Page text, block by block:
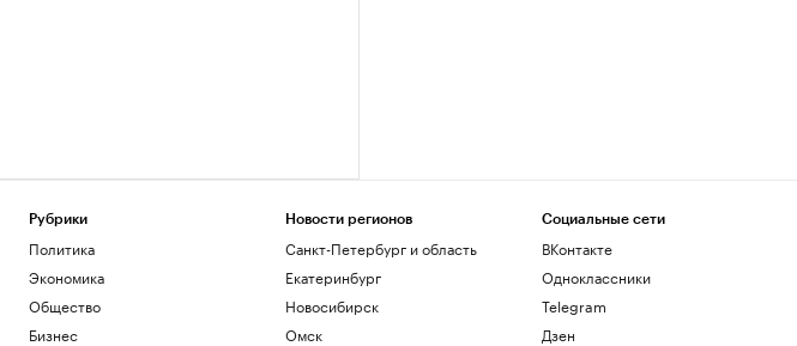
Рубрики
Политика
Экономика
Общество
Бизнес
Новости регионов
Санкт-Петербург и область
Екатеринбург
Новосибирск
Омск
Социальные сети
ВКонтакте
Одноклассники
Telegram
Дзен